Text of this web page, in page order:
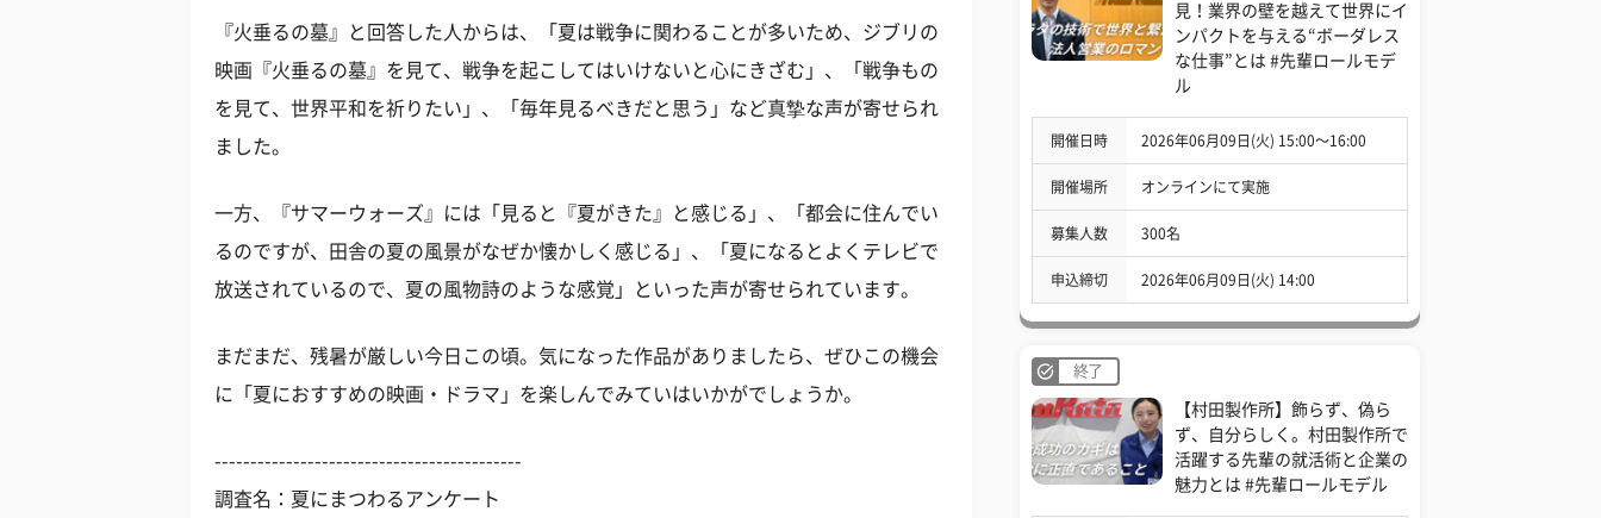
『火垂るの墓』と回答した人からは、「夏は戦争に関わることが多いため、ジブリの
映画『火垂るの墓』を見て、戦争を起こしてはいけないと心にきざむ」、「戦争もの
を見て、世界平和を祈りたい」、「毎年見るべきだと思う」など真摯な声が寄せられ
ました。
一方、『サマーウォーズ』には「見ると『夏がきた』と感じる」、「都会に住んでい
るのですが、田舎の夏の風景がなぜか懐かしく感じる」、「夏になるとよくテレビで
放送されているので、夏の風物詩のような感覚」といった声が寄せられています。
まだまだ、残暑が厳しい今日この頃。気になった作品がありましたら、ぜひこの機会
に「夏におすすめの映画・ドラマ」を楽しんでみていはいかがでしょうか。
-------------------------------------------
調査名：夏にまつわるアンケート
見！業界の壁を越えて世界にイ
ンパクトを与える“ボーダレス
な仕事”とは #先輩ロールモデ
ル
開催日時 2026年06月09日(火) 15:00〜16:00
開催場所 オンラインにて実施
募集人数 300名
申込締切 2026年06月09日(火) 14:00
終了
【村田製作所】飾らず、偽ら
ず、自分らしく。村田製作所で
活躍する先輩の就活術と企業の
魅力とは #先輩ロールモデル